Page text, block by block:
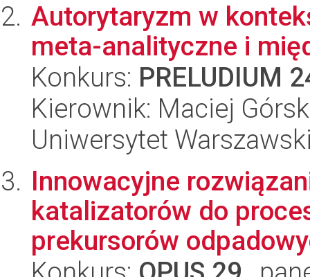
Autorytaryzm w
meta-analityczne i
Konkurs: PRELUDIUM
Kierownik: Maciej
Uniwersytet
Innowacyjne
katalizatorów do
prekursorów